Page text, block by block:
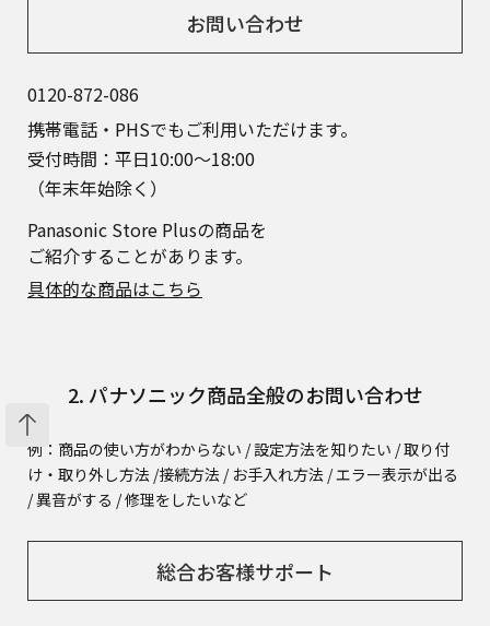
お問い合わせ
0120-872-086
携帯電話・PHSでもご利用いただけます。
受付時間：平日10:00～18:00
（年末年始除く）
Panasonic Store Plusの商品を
ご紹介することがあります。
具体的な商品はこちら
2. パナソニック商品全般のお問い合わせ
例：商品の使い方がわからない / 設定方法を知りたい / 取り付
け・取り外し方法 /接続方法 / お手入れ方法 / エラー表示が出る
/ 異音がする / 修理をしたいなど
総合お客様サポート